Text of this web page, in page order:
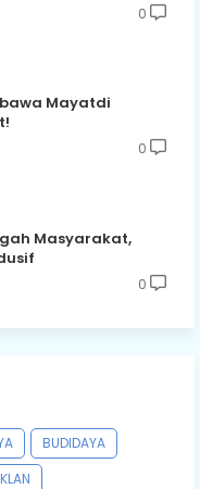
0
Mayatdi
0
Masyarakat,
0
BUDIDAYA